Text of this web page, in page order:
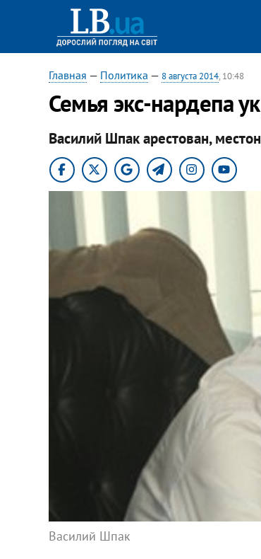
Главная — Политика — 8 августа 2014, 10:48
​Семья экс-нардепа
Василий Шпак арестован,
Василий Шпак